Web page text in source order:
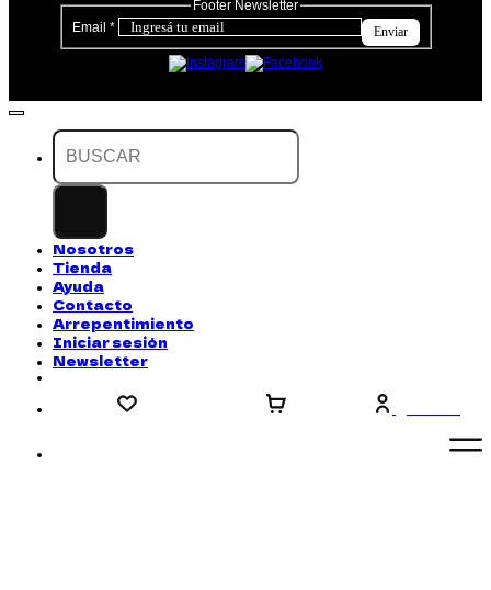
Footer Newsletter
Email * Enviar
Buscar
por:
Nosotros
Tienda
Ayuda
Contacto
Arrepentimiento
Iniciar sesión
Newsletter